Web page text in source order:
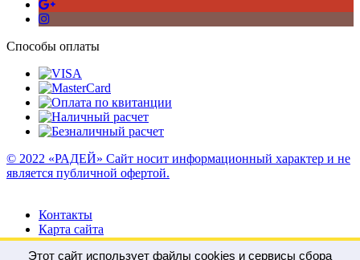
Способы оплаты
© 2022 «РАДЕЙ» Сайт носит информационный характер и не
является публичной офертой.
Контакты
Карта сайта
Этот сайт использует файлы cookies и сервисы сбора